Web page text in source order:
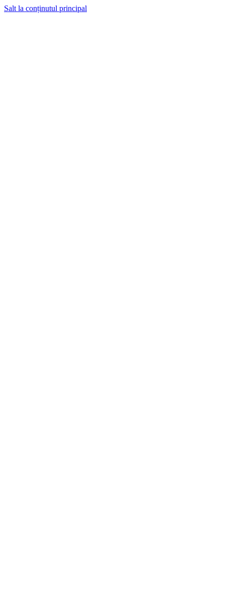
Salt la conținutul principal